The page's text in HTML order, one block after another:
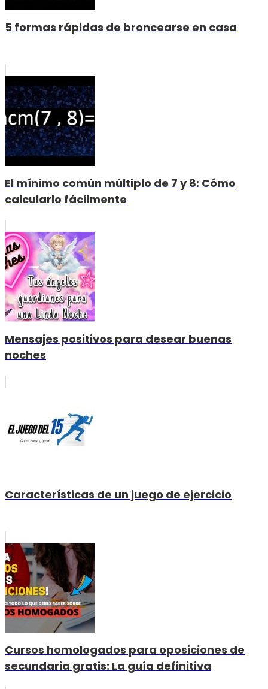
5 formas rápidas de broncearse en casa
El mínimo común múltiplo de 7 y 8: Cómo
calcularlo fácilmente
Mensajes positivos para desear buenas
noches
Características de un juego de ejercicio
Cursos homologados para oposiciones de
secundaria gratis: La guía definitiva